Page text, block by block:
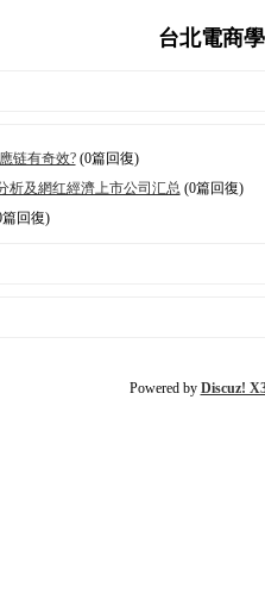
台北電商
链有奇效?(0篇回復)
析及網红經濟上市公司汇总 (0篇回復)
回復)
Powered by Discuz!